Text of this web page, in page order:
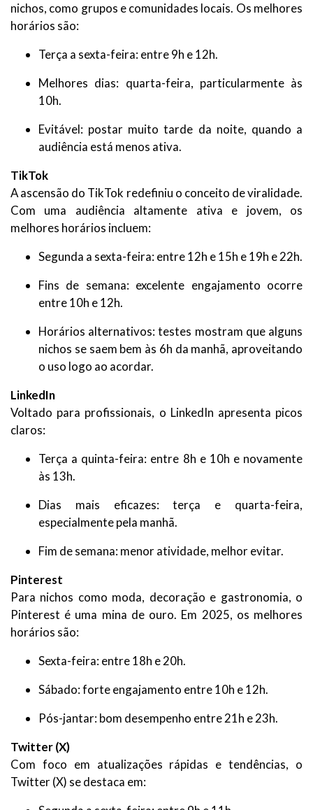
nichos, como grupos e comunidades locais. Os melhores
horários são:
Terça a sexta-feira: entre 9h e 12h.
Melhores dias: quarta-feira, particularmente às
10h.
Evitável: postar muito tarde da noite, quando a
audiência está menos ativa.
TikTok
A ascensão do TikTok redefiniu o conceito de viralidade.
Com uma audiência altamente ativa e jovem, os
melhores horários incluem:
Segunda a sexta-feira: entre 12h e 15h e 19h e 22h.
Fins de semana: excelente engajamento ocorre
entre 10h e 12h.
Horários alternativos: testes mostram que alguns
nichos se saem bem às 6h da manhã, aproveitando
o uso logo ao acordar.
LinkedIn
Voltado para profissionais, o LinkedIn apresenta picos
claros:
Terça a quinta-feira: entre 8h e 10h e novamente
às 13h.
Dias mais eficazes: terça e quarta-feira,
especialmente pela manhã.
Fim de semana: menor atividade, melhor evitar.
Pinterest
Para nichos como moda, decoração e gastronomia, o
Pinterest é uma mina de ouro. Em 2025, os melhores
horários são:
Sexta-feira: entre 18h e 20h.
Sábado: forte engajamento entre 10h e 12h.
Pós-jantar: bom desempenho entre 21h e 23h.
Twitter (X)
Com foco em atualizações rápidas e tendências, o
Twitter (X) se destaca em: